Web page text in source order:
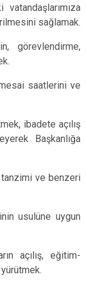
sağlamak.
görevlendirme,
saatlerini ve
ibadete açılış
Başkanlığa
tanzimi ve benzeri
usulüne uygun
açılış, eğitim-